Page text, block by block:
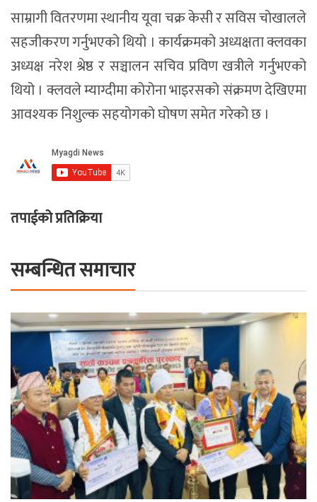
साम्रागी वितरणमा स्थानीय यूवा चक्र केसी र सविस चोखालले
सहजीकरण गर्नुभएको थियो । कार्यक्रमको अध्यक्षता क्लवका
अध्यक्ष नरेश श्रेष्ठ र सञ्चालन सचिव प्रविण खत्रीले गर्नुभएको
थियो । क्लवले म्याग्दीमा कोरोना भाइरसको संक्रमण देखिएमा
आवश्यक निशुल्क सहयोगको घोषण समेत गरेको छ ।
तपाईको प्रतिक्रिया
सम्बन्धित समाचार